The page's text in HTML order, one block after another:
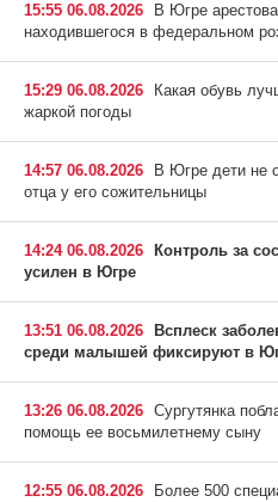
15:55 06.08.2026
В Югре
находившегося в федеральном
15:29 06.08.2026
Какая обувь
жаркой погоды
14:57 06.08.2026
В Югре дети не
отца у его сожительницы
14:24 06.08.2026
Контроль за
усилен в Югре
13:51 06.08.2026
Всплеск
среди малышей фиксируют в
13:26 06.08.2026 Сургутянка
помощь ее восьмилетнему сыну
12:55 06.08.2026
Более 500